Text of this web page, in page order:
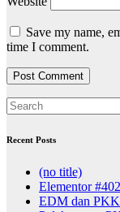
Save my name,
time I comment.
Recent Posts
(no title)
Elementor
EDM dan